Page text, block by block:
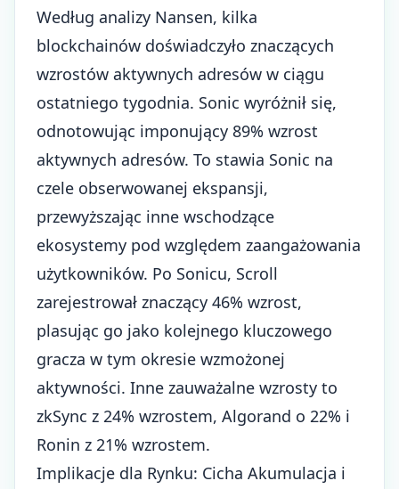
Według analizy Nansen, kilka
blockchainów doświadczyło znaczących
wzrostów aktywnych adresów w ciągu
ostatniego tygodnia. Sonic wyróżnił się,
odnotowując imponujący 89% wzrost
aktywnych adresów. To stawia Sonic na
czele obserwowanej ekspansji,
przewyższając inne wschodzące
ekosystemy pod względem zaangażowania
użytkowników. Po Sonicu, Scroll
zarejestrował znaczący 46% wzrost,
plasując go jako kolejnego kluczowego
gracza w tym okresie wzmożonej
aktywności. Inne zauważalne wzrosty to
zkSync z 24% wzrostem, Algorand o 22% i
Ronin z 21% wzrostem.
Implikacje dla Rynku: Cicha Akumulacja i